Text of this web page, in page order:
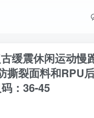
缓震休闲运动慢
撕裂面料和RPU
：36-45